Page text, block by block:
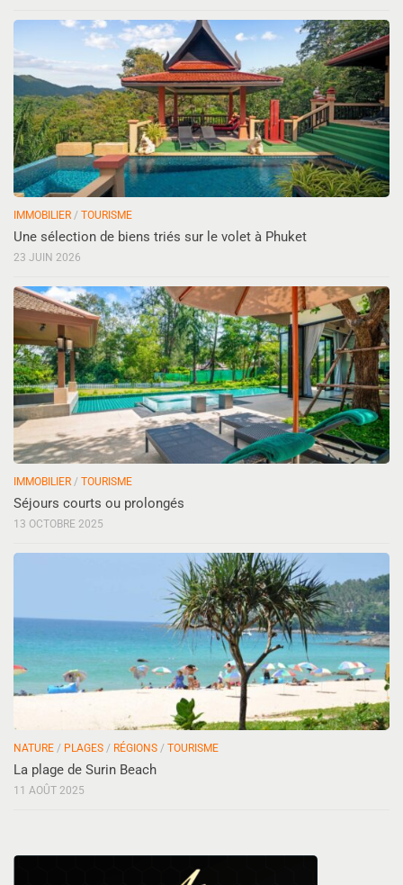
IMMOBILIER / TOURISME
Une sélection de biens triés sur le volet à Phuket
23 JUIN 2026
IMMOBILIER / TOURISME
Séjours courts ou prolongés
13 OCTOBRE 2025
NATURE / PLAGES / RÉGIONS / TOURISME
La plage de Surin Beach
11 AOÛT 2025